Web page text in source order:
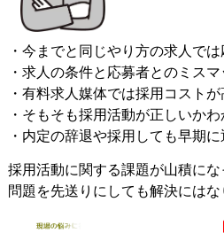
・今までと同じやり方の求人で
・求人の条件と応募者とのミス
・有料求人媒体では採用コストが
・そもそも採用活動が正しいか
・内定の辞退や採用しても早期
採用活動に関する課題が山積にな
問題を先送りにしても解決にはな